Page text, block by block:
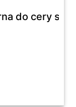
do cery